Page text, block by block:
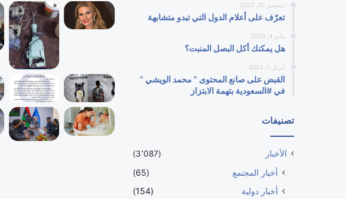
ديسمبر 20, 2023
تعرّف على أعلام الدول التي تبدو متشابهة
يناير 4, 2024
هل يمكنك أكل البصل المنبت؟
أبريل 1, 2024
القبض على صانع المحتوى ” محمد الويشي ”
في #السعودية بتهمة الابتزاز
تصنيفات
الأخبار (3٬087)
أخبار المجتمع
(65)
أخبار دولية
(154)